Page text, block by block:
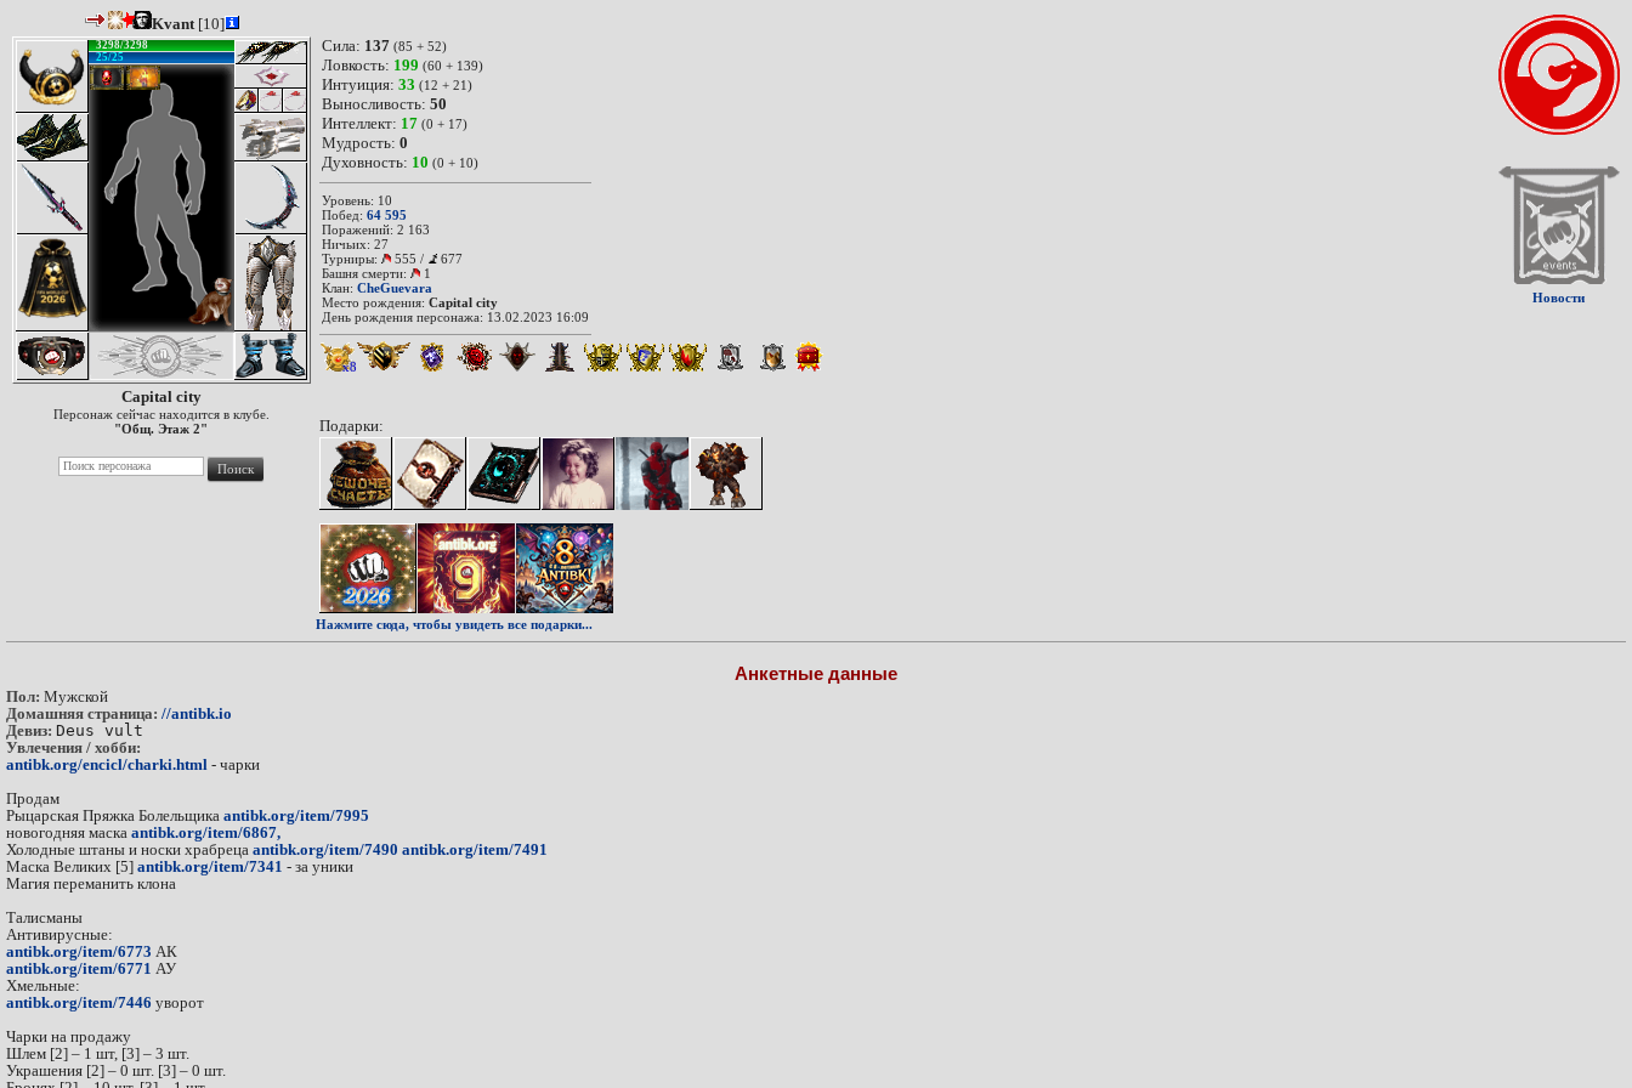
Kvant[10]
3298/3298
25/25
Capital city
Персонаж сейчас находится в клубе.
"Общ. Этаж 2"
Сила: 137 (85 + 52)
Ловкость: 199 (60 + 139)
Интуиция: 33 (12 + 21)
Выносливость: 50
Интеллект: 17 (0 + 17)
Мудрость: 0
Духовность: 10 (0 + 10)
Уровень: 10
Побед: 64 595
Поражений: 2 163
Ничьих: 27
Турниры:
555 /
677
Башня смерти:
1
Клан: CheGuevara
Место рождения: Capital city
День рождения персонажа: 13.02.2023 16:09
x8
Подарки:
Нажмите сюда, чтобы увидеть все подарки...
Новости
Анкетные данные
Пол: Мужской
Домашняя страница: //antibk.io
Девиз: Deus vult
Увлечения / хобби:
antibk.org/encicl/charki.html - чарки
Продам
Рыцарская Пряжка Болельщика antibk.org/item/7995
новогодняя маска antibk.org/item/6867,
Холодные штаны и носки храбреца antibk.org/item/7490 antibk.org/item/7491
Маска Великих [5] antibk.org/item/7341 - за уники
Магия переманить клона
Талисманы
Антивирусные:
antibk.org/item/6773 АК
antibk.org/item/6771 АУ
Хмельные:
antibk.org/item/7446 уворот
Чарки на продажу
Шлем [2] – 1 шт, [3] – 3 шт.
Украшения [2] – 0 шт. [3] – 0 шт.